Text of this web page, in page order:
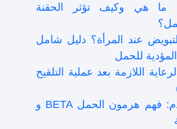
ما هي وكيف تؤثر الحقنة
عند المرأة؟ دليل شامل
للحمل
اللازمة بعد عملية التلقیح
تحليل الحمل بالدم: فهم هرمون الحمل BETA و